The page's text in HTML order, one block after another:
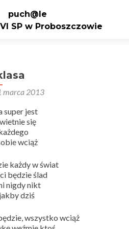
puch@le
SP w Proboszczowie
marca 2013
super jest
się
wciąż
każdy w świat
będzie ślad
nigdy nikt
dziś
wszystko wciąż